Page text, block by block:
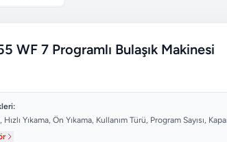
WF 7 Programlı Bulaşık Makinesi
Yıkama, Ön Yıkama, Kullanım Türü, Program Sayısı,